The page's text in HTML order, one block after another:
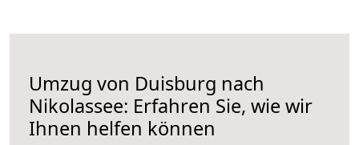
Umzug von Duisburg nach
Nikolassee: Erfahren Sie, wie wir
Ihnen helfen können